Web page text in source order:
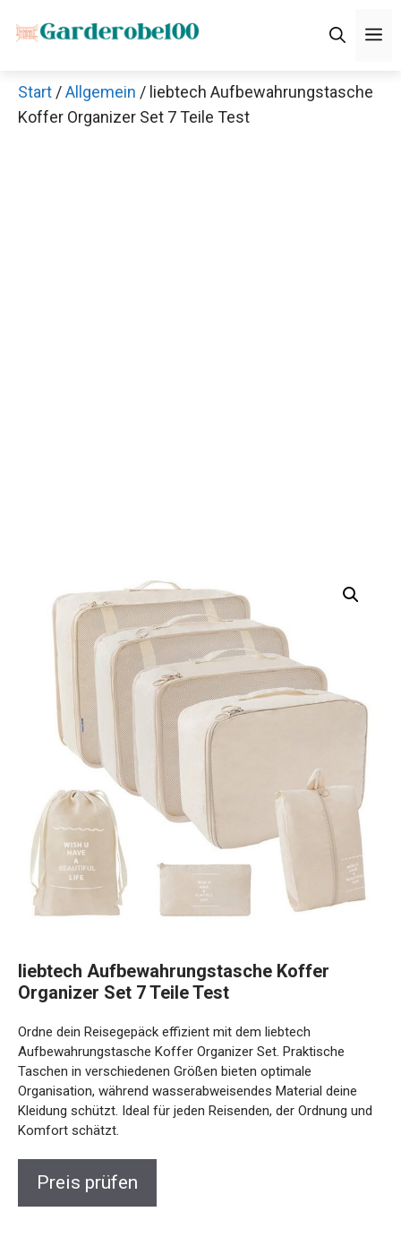
Inhalt
Start /Allgemein / liebtech Aufbewahrungstasche
Koffer Organizer Set 7 Teile Test
liebtech Aufbewahrungstasche Koffer
Organizer Set 7 Teile Test
Ordne dein Reisegepäck effizient mit dem liebtech
Aufbewahrungstasche Koffer Organizer Set. Praktische
Taschen in verschiedenen Größen bieten optimale
Organisation, während wasserabweisendes Material deine
Kleidung schützt. Ideal für jeden Reisenden, der Ordnung und
Komfort schätzt.
Preis prüfen